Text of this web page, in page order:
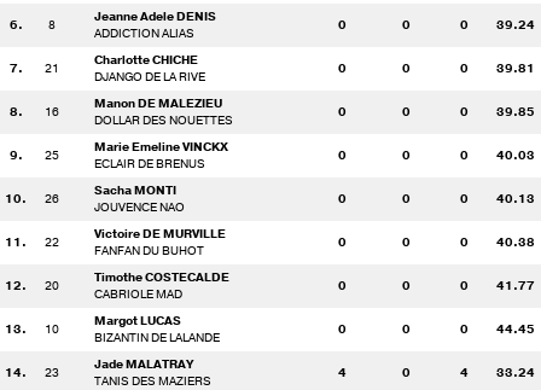
6. 8
Jeanne Adele DENIS
ADDICTION ALIAS
0 0 0 39.24
7. 21
Charlotte CHICHE
DJANGO DE LA RIVE
0 0 0 39.81
8. 16
Manon DE MALEZIEU
DOLLAR DES NOUETTES
0 0 0 39.85
9. 25
Marie Emeline VINCKX
ECLAIR DE BRENUS
0 0 0 40.03
10. 26
Sacha MONTI
JOUVENCE NAO
0 0 0 40.13
11. 22
Victoire DE MURVILLE
FANFAN DU BUHOT
0 0 0 40.38
12. 20
Timothe COSTECALDE
CABRIOLE MAD
0 0 0 41.77
13. 10
Margot LUCAS
BIZANTIN DE LALANDE
0 0 0 44.45
14. 23
Jade MALATRAY
TANIS DES MAZIERS
4 0 4 33.24